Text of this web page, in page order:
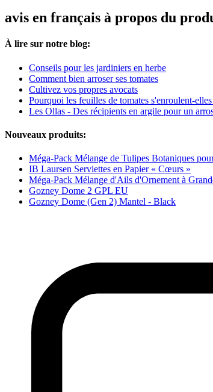
avis en français à propos du
À lire sur notre blog:
Conseils pour les jardiniers en herbe
Comment bien arroser ses tomates
Cultivez vos propres avocats
Pourquoi les feuilles de tomates s'enroulent-
Les Ollas - Des récipients en argile pour un
Nouveaux produits:
Méga-Pack Mélange de Tulipes Botaniques
IB Laursen Serviettes en Papier « Cœurs »
Méga-Pack Mélange d'Ails d'Ornement à
Gozney Dome 2 GPL EU
Gozney Dome (Gen 2) Mantel - Black